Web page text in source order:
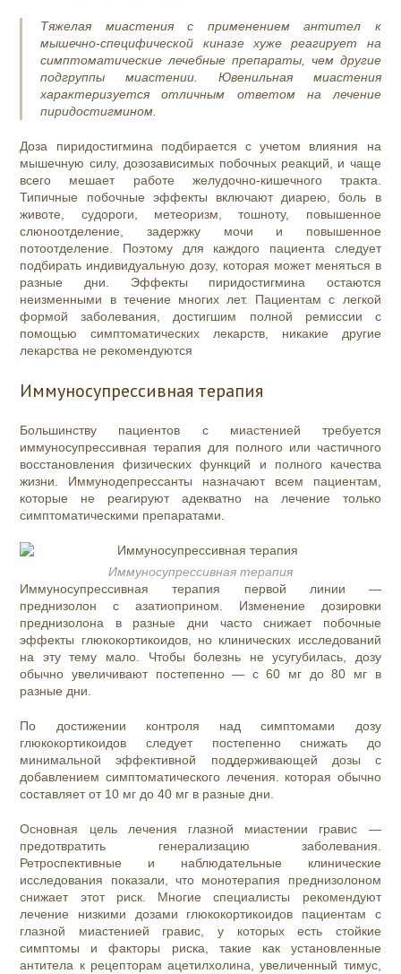
Тяжелая миастения с применением антител к
мышечно-специфической киназе хуже реагирует на
симптоматические лечебные препараты, чем другие
подгруппы миастении. Ювенильная миастения
характеризуется отличным ответом на лечение
пиридостигмином.
Доза пиридостигмина подбирается с учетом влияния на
мышечную силу, дозозависимых побочных реакций, и чаще
всего мешает работе желудочно-кишечного тракта.
Типичные побочные эффекты включают диарею, боль в
животе, судороги, метеоризм, тошноту, повышенное
слюноотделение, задержку мочи и повышенное
потоотделение. Поэтому для каждого пациента следует
подбирать индивидуальную дозу, которая может меняться в
разные дни. Эффекты пиридостигмина остаются
неизменными в течение многих лет. Пациентам с легкой
формой заболевания, достигшим полной ремиссии с
помощью симптоматических лекарств, никакие другие
лекарства не рекомендуются
Иммуносупрессивная терапия
Большинству пациентов с миастенией требуется
иммуносупрессивная терапия для полного или частичного
восстановления физических функций и полного качества
жизни. Иммунодепрессанты назначают всем пациентам,
которые не реагируют адекватно на лечение только
симптоматическими препаратами.
Иммуносупрессивная терапия
Иммуносупрессивная терапия первой линии —
преднизолон с азатиоприном. Изменение дозировки
преднизолона в разные дни часто снижает побочные
эффекты глюкокортикоидов, но клинических исследований
на эту тему мало. Чтобы болезнь не усугубилась, дозу
обычно увеличивают постепенно — с 60 мг до 80 мг в
разные дни.
По достижении контроля над симптомами дозу
глюкокортикоидов следует постепенно снижать до
минимальной эффективной поддерживающей дозы с
добавлением симптоматического лечения. которая обычно
составляет от 10 мг до 40 мг в разные дни.
Основная цель лечения глазной миастении гравис —
предотвратить генерализацию заболевания.
Ретроспективные и наблюдательные клинические
исследования показали, что монотерапия преднизолоном
снижает этот риск. Многие специалисты рекомендуют
лечение низкими дозами глюкокортикоидов пациентам с
глазной миастенией гравис, у которых есть стойкие
симптомы и факторы риска, такие как установленные
антитела к рецепторам ацетилхолина, увеличенный тимус,